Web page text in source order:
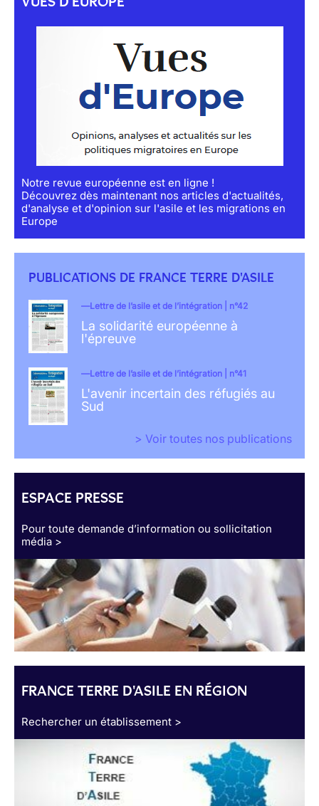
Notre revue européenne est en ligne !
Découvrez dès maintenant nos articles d'actualités,
d'analyse et d'opinion sur l'asile et les migrations en
Europe
PUBLICATIONS DE FRANCE TERRE D'ASILE
Lettre de l’asile et de l’intégration | n°42
La solidarité européenne à
l'épreuve
Lettre de l’asile et de l’intégration | n°41
L'avenir incertain des réfugiés au
Sud
> Voir toutes nos publications
ESPACE PRESSE
Pour toute demande d’information ou sollicitation
média >
FRANCE TERRE D'ASILE EN RÉGION
Rechercher un établissement >